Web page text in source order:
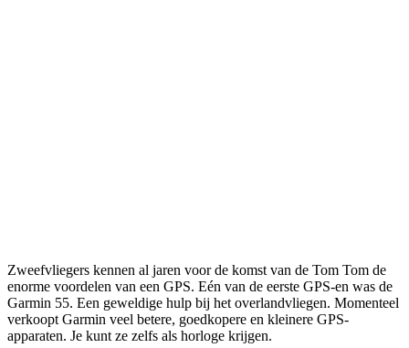
Zweefvliegers kennen al jaren voor de komst van de Tom Tom de
enorme voordelen van een GPS. Eén van de eerste GPS-en was de
Garmin 55. Een geweldige hulp bij het overlandvliegen. Momenteel
verkoopt Garmin veel betere, goedkopere en kleinere GPS-
apparaten. Je kunt ze zelfs als horloge krijgen.